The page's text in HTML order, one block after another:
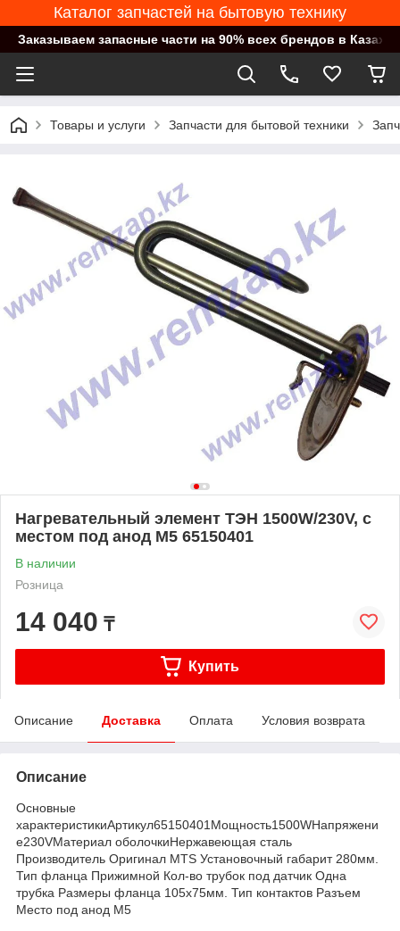
Каталог запчастей на бытовую технику
Заказываем запасные части на 90% всех брендов в
Товары и услуги Запчасти для бытовой техники
Нагревательный элемент ТЭН 1500W/230V, с
местом под анод М5 65150401
В наличии
Розница
14 040 ₸
Купить
Описание Доставка Оплата Условия возврата
Описание
Основные
характеристикиАртикул65150401Мощность1500WНапряжени
е230VМатериал оболочкиНержавеющая сталь
Производитель Оригинал MTS Установочный габарит 280мм.
Тип фланца Прижимной Кол-во трубок под датчик Одна
трубка Размеры фланца 105х75мм. Тип контактов Разъем
Место под анод М5